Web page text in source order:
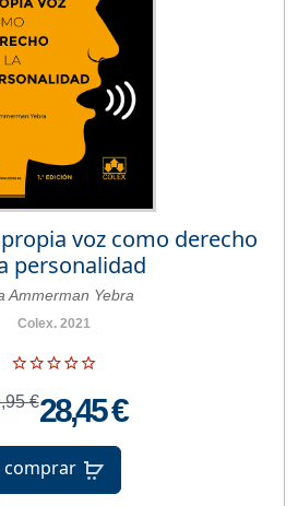
voz como derecho
personalidad
Ammerman Yebra
Colex. 2021
€28,45 €
comprar